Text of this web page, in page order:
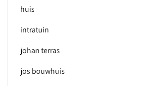
huis
intratuin
johan terras
jos bouwhuis